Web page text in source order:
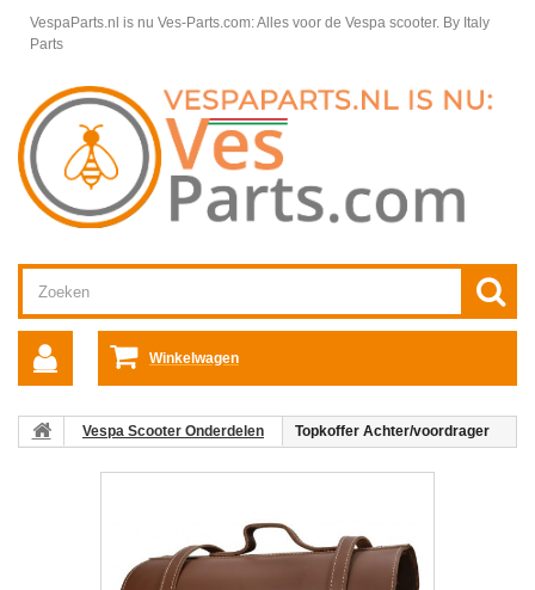
VespaParts.nl is nu Ves-Parts.com: Alles voor de Vespa scooter. By Italy
Parts
Winkelwagen
Vespa Scooter Onderdelen
Topkoffer Achter/voordrager